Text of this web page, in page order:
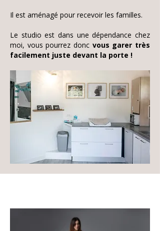
Il est aménagé pour recevoir les familles.
Le studio est dans une dépendance chez
moi, vous pourrez donc vous garer très
facilement juste devant la porte !